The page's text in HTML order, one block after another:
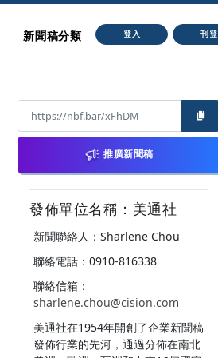
新聞稿分類 登入 刊登
推廣新聞稿
發佈單位名稱：美通社
新聞聯絡人：Sharlene Chou
聯絡電話：0910-816338
聯絡信箱：
sharlene.chou@cision.com
美通社在1954年開創了企業新聞稿
發佈行業的先河，通過分佈在南北